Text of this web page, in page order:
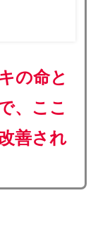
の命と
、 ここ
善され